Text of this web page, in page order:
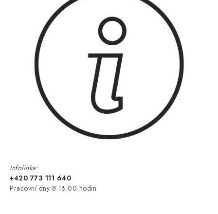
Infolinka:
+420 773 111 640
Pracovní dny 8-16:00 hodin